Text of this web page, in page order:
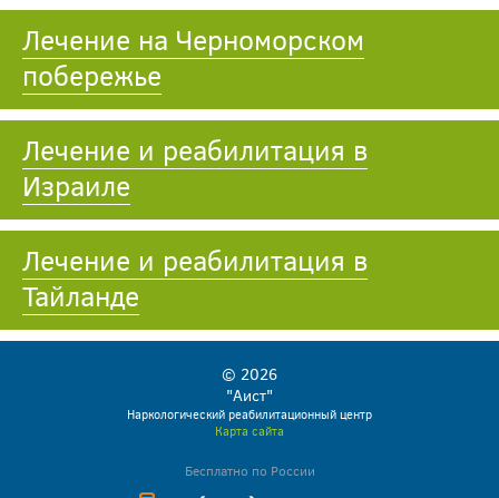
Лечение на Черноморском
побережье
Лечение и реабилитация в
Израиле
Лечение и реабилитация в
Тайланде
© 2026
"Аист"
Наркологический реабилитационный центр
Карта сайта
Бесплатно по России